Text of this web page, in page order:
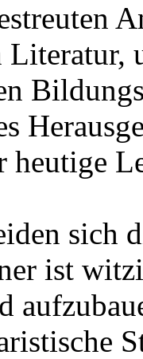
heutige
sich
ist